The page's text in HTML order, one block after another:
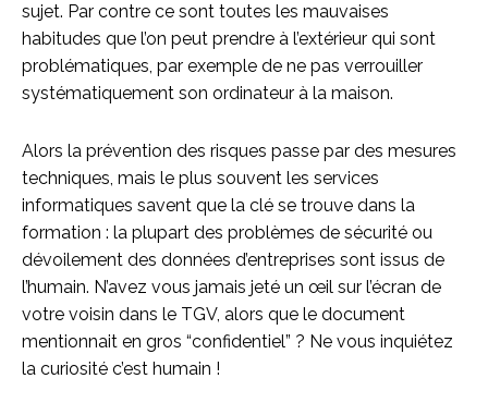
sujet. Par contre ce sont toutes les mauvaises
habitudes que l’on peut prendre à l’extérieur qui sont
problématiques, par exemple de ne pas verrouiller
systématiquement son ordinateur à la maison.
Alors la prévention des risques passe par des mesures
techniques, mais le plus souvent les services
informatiques savent que la clé se trouve dans la
formation : la plupart des problèmes de sécurité ou
dévoilement des données d’entreprises sont issus de
l’humain. N’avez vous jamais jeté un œil sur l’écran de
votre voisin dans le TGV, alors que le document
mentionnait en gros “confidentiel” ? Ne vous inquiétez
la curiosité c’est humain !